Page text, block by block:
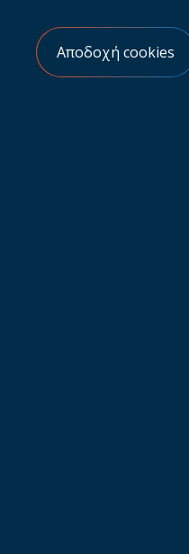
και ενημερώσου
Για να
εξελίξεις
στο
Αποδοχή cookies